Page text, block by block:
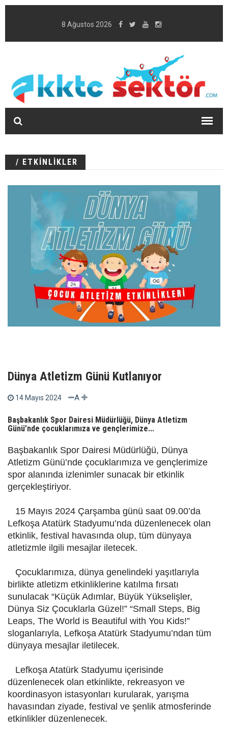
8 Ağustos 2026
/ ETKİNLİKLER
Dünya Atletizm Günü Kutlanıyor
14 Mayıs 2024 A
Başbakanlık Spor Dairesi Müdürlüğü, Dünya Atletizm
Günü’nde çocuklarımıza ve gençlerimize...
Başbakanlık Spor Dairesi Müdürlüğü, Dünya
Atletizm Günü’nde çocuklarımıza ve gençlerimize
spor alanında izlenimler sunacak bir etkinlik
gerçekleştiriyor.
15 Mayıs 2024 Çarşamba günü saat 09.00’da
Lefkoşa Atatürk Stadyumu’nda düzenlenecek olan
etkinlik, festival havasında olup, tüm dünyaya
atletizmle ilgili mesajlar iletecek.
Çocuklarımıza, dünya genelindeki yaşıtlarıyla
birlikte atletizm etkinliklerine katılma fırsatı
sunulacak “Küçük Adımlar, Büyük Yükselişler,
Dünya Siz Çocuklarla Güzel!” “Small Steps, Big
Leaps, The World is Beautiful with You Kids!”
sloganlarıyla, Lefkoşa Atatürk Stadyumu’ndan tüm
dünyaya mesajlar iletilecek.
Lefkoşa Atatürk Stadyumu içerisinde
düzenlenecek olan etkinlikte, rekreasyon ve
koordinasyon istasyonları kurularak, yarışma
havasından ziyade, festival ve şenlik atmosferinde
etkinlikler düzenlenecek.